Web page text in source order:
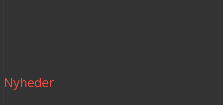
Nyheder